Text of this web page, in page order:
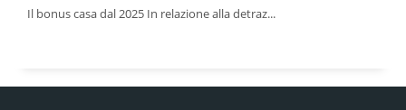
Il bonus casa dal 2025 In relazione alla detraz...